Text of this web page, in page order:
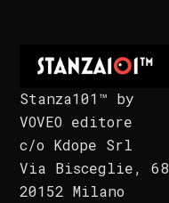
Stanza101™ by
VOVEO editore
c/o Kdope Srl
Via Bisceglie, 68
20152 Milano